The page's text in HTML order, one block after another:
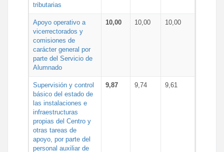
tributarias
Apoyo operativo a
vicerrectorados y
comisiones de
carácter general por
parte del Servicio de
Alumnado
10,00 10,00 10,00
Supervisión y control
básico del estado de
las instalaciones e
infraestructuras
propias del Centro y
otras tareas de
apoyo, por parte del
personal auxiliar de
9,87 9,74 9,61